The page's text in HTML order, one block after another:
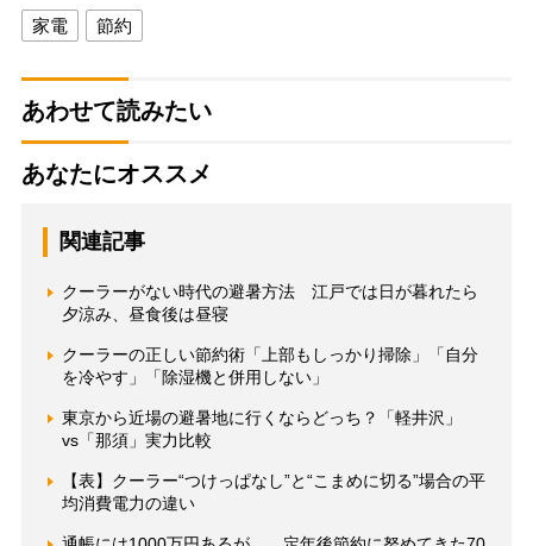
家電 節約
あわせて読みたい
あなたにオススメ
関連記事
クーラーがない時代の避暑方法 江戸では日が暮れたら
夕涼み、昼食後は昼寝
クーラーの正しい節約術「上部もしっかり掃除」「自分
を冷やす」「除湿機と併用しない」
東京から近場の避暑地に行くならどっち？「軽井沢」
vs「那須」実力比較
【表】クーラー“つけっぱなし”と“こまめに切る”場合の平
均消費電力の違い